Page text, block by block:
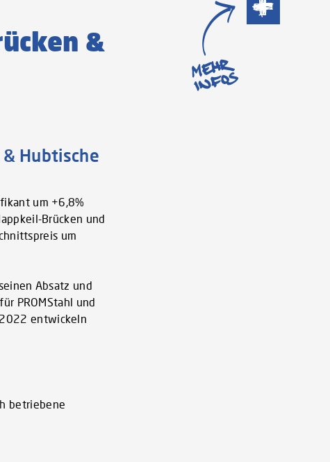
&
& Hubtische
um +6,8%
Brücken und
um
Absatz und
PROMStahl und
2022 entwickeln
betriebene